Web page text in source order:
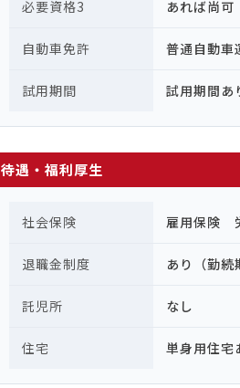
必要資格3 あれば尚可
自動車免許 普通自動
試用期間 試用期間あ
待遇・福利厚生
社会保険 雇用保険
退職金制度 あり（勤続
託児所 なし
住宅 単身用住